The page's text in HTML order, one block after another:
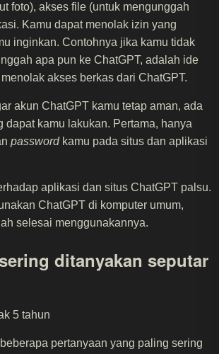
foto), akses file (untuk mengunggah
Kamu dapat menolak izin yang
inginkan. Contohnya jika kamu tidak
apa pun ke ChatGPT, adalah ide
akses berkas dari ChatGPT.
akun ChatGPT kamu tetap aman, ada
dapat kamu lakukan. Pertama, hanya
passwordkamu pada situs dan aplikasi
aplikasi dan situs ChatGPT palsu.
ChatGPT di komputer umum,
selesai menggunakannya.
ditanyakan seputar
pertanyaan yang paling sering